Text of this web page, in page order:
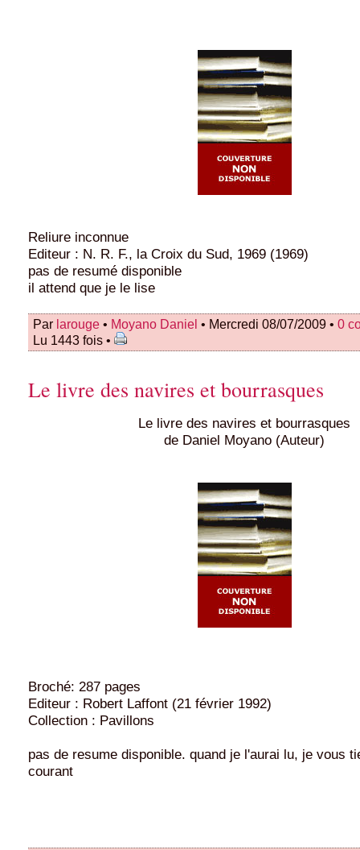
Reliure inconnue
Editeur : N. R. F., la Croix du Sud, 1969 (1969)
pas de resumé disponible
il attend que je le lise
Par larouge • Moyano Daniel • Mercredi 08/07/2009 • 0
Lu 1443 fois •
Le livre des navires et bourrasques
Le livre des navires et bourrasques
de Daniel Moyano (Auteur)
Broché: 287 pages
Editeur : Robert Laffont (21 février 1992)
Collection : Pavillons
pas de resume disponible. quand je l'aurai lu, je vous
courant